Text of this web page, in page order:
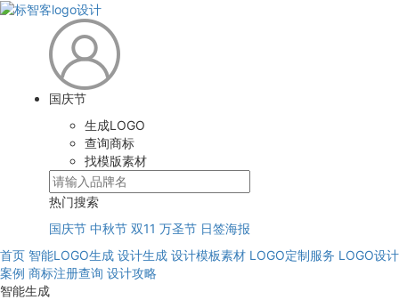
国庆节
生成LOGO
查询商标
找模版素材
热门搜索
国庆节 中秋节 双11 万圣节 日签海报
首页 智能LOGO生成 设计生成 设计模板素材 LOGO定制服务 LOGO设计
案例 商标注册查询 设计攻略
智能生成